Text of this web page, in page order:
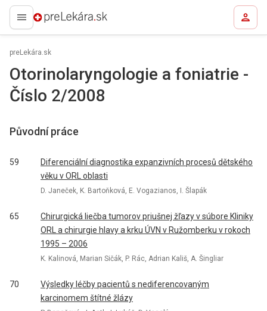
preLekára.sk
preLekára.sk
Otorinolaryngologie a foniatrie -
Číslo 2/2008
Původní práce
59
Diferenciální diagnostika expanzivních procesů dětského
věku v ORL oblasti
D. Janeček, K. Bartoňková, E. Vogazianos, I. Šlapák
65
Chirurgická liečba tumorov priušnej žľazy v súbore Kliniky
ORL a chirurgie hlavy a krku ÚVN v Ružomberku v rokoch
1995 – 2006
K. Kalinová, Marian Sičák, P. Rác, Adrian Kališ, A. Šingliar
70
Výsledky léčby pacientů s nediferencovaným
karcinomem štítné žlázy